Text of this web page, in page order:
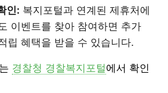
인: 복지포털과 연계된 제휴처에
이벤트를 찾아 참여하면 추가
립 혜택을 받을 수 있습니다.
경찰청 경찰복지포털에서 확인